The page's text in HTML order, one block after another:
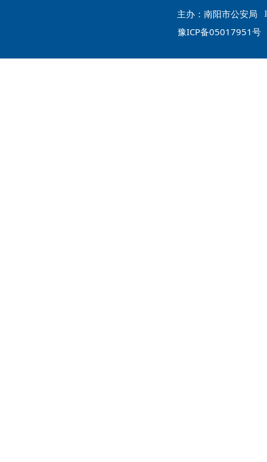
主办：南阳市公安局
豫ICP备05017951号